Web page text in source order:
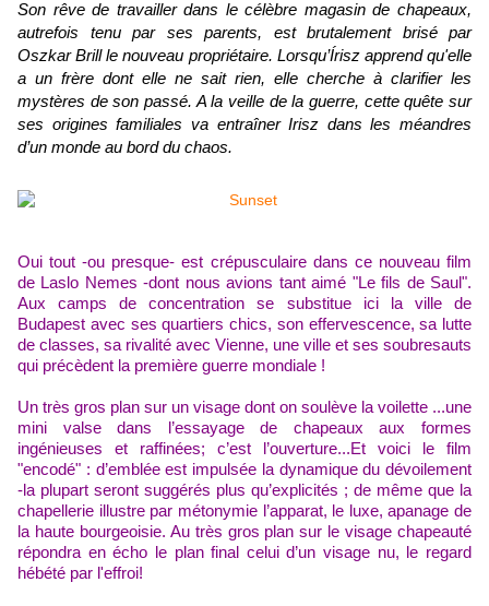
Son rêve de travailler dans le célèbre magasin de chapeaux,
autrefois tenu par ses parents, est brutalement brisé par
Oszkar Brill le nouveau propriétaire. Lorsqu’Írisz apprend qu'elle
a un frère dont elle ne sait rien, elle cherche à clarifier les
mystères de son passé. A la veille de la guerre, cette quête sur
ses origines familiales va entraîner Irisz dans les méandres
d’un monde au bord du chaos.
Oui tout -ou presque- est crépusculaire dans ce nouveau film
de Laslo Nemes -dont nous avions tant aimé "Le fils de Saul".
Aux camps de concentration se substitue ici la ville de
Budapest avec ses quartiers chics, son effervescence, sa lutte
de classes, sa rivalité avec Vienne, une ville et ses soubresauts
qui précèdent la première guerre mondiale !
Un très gros plan sur un visage dont on soulève la voilette ...une
mini valse dans l’essayage de chapeaux aux formes
ingénieuses et raffinées; c’est l’ouverture...Et voici le film
"encodé" : d’emblée est impulsée la dynamique du dévoilement
-la plupart seront suggérés plus qu’explicités ; de même que la
chapellerie illustre par métonymiel’apparat, le luxe,apanage de
la haute bourgeoisie. Au très gros plan sur le visagechapeauté
répondra en écho
e plan final celui d’un visage nu, le regard
hébété par l'effroi!